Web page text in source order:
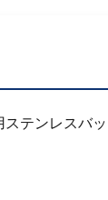
テンレスバ